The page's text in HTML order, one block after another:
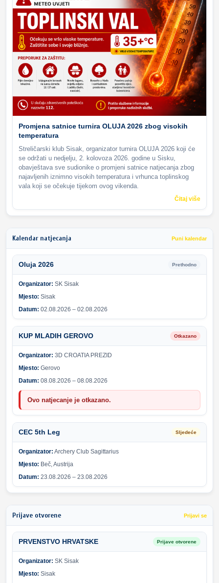
Promjena satnice turnira OLUJA 2026 zbog visokih
temperatura
Streličarski klub Sisak, organizator turnira OLUJA 2026 koji će
se održati u nedjelju, 2. kolovoza 2026. godine u Sisku,
obavještava sve sudionike o promjeni satnice natjecanja zbog
najavljenih iznimno visokih temperatura i vrhunca toplinskog
vala koji se očekuje tijekom ovog vikenda.
Čitaj više
Kalendar natjecanja Puni kalendar
Oluja 2026 Prethodno
Organizator: SK Sisak
Mjesto: Sisak
Datum: 02.08.2026 – 02.08.2026
KUP MLADIH GEROVO Otkazano
Organizator: 3D CROATIA PREZID
Mjesto: Gerovo
Datum: 08.08.2026 – 08.08.2026
Ovo natjecanje je otkazano.
CEC 5th Leg Sljedeće
Organizator: Archery Club Sagittarius
Mjesto: Beč, Austrija
Datum: 23.08.2026 – 23.08.2026
Prijave otvorene Prijavi se
PRVENSTVO HRVATSKE Prijave otvorene
Organizator: SK Sisak
Mjesto: Sisak